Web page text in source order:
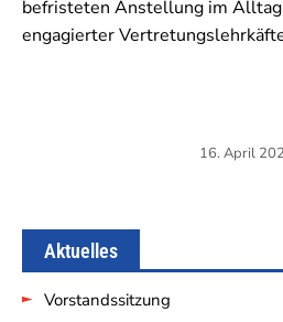
befristeten Anstellung im
engagierter
16. April
Aktuelles
Vorstandssitzung